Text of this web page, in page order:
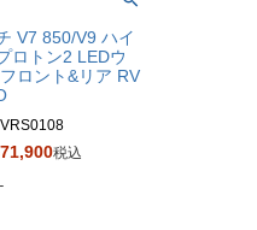
V7 850/V9 ハイ
ロトン2 LEDウ
ロント&リア RV
71,900税込